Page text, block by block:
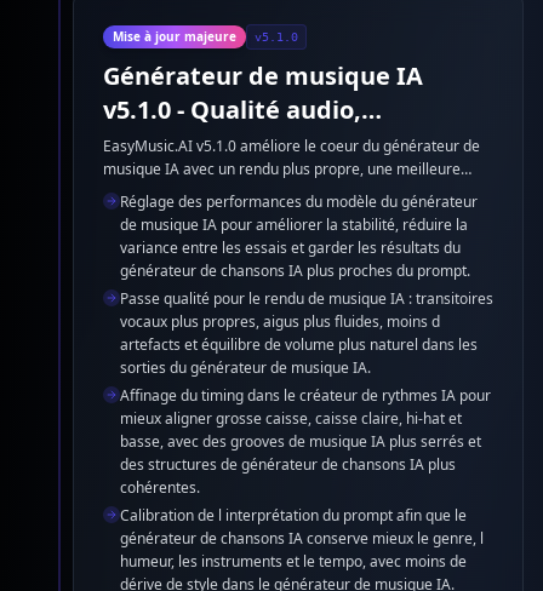
Mise à jour majeure v5.1.0
Générateur de musique IA
v5.1.0 - Qualité audio,
performance du modèle et
créateur de rythmes IA
EasyMusic.AI v5.1.0 améliore le coeur du générateur de
musique IA avec un rendu plus propre, une meilleure
fidélité au prompt pour le générateur de chansons IA, des
voix plus nettes et un rythme plus stable. Le créateur de
rythmes IA produit désormais des batteries, basses et
équilibres de mix plus cohérents sans changer le
workflow de création.
Réglage des performances du modèle du générateur
de musique IA pour améliorer la stabilité, réduire la
variance entre les essais et garder les résultats du
générateur de chansons IA plus proches du prompt.
Passe qualité pour le rendu de musique IA : transitoires
vocaux plus propres, aigus plus fluides, moins d
artefacts et équilibre de volume plus naturel dans les
sorties du générateur de musique IA.
Affinage du timing dans le créateur de rythmes IA pour
mieux aligner grosse caisse, caisse claire, hi-hat et
basse, avec des grooves de musique IA plus serrés et
des structures de générateur de chansons IA plus
cohérentes.
Calibration de l interprétation du prompt afin que le
générateur de chansons IA conserve mieux le genre, l
humeur, les instruments et le tempo, avec moins de
dérive de style dans le générateur de musique IA.